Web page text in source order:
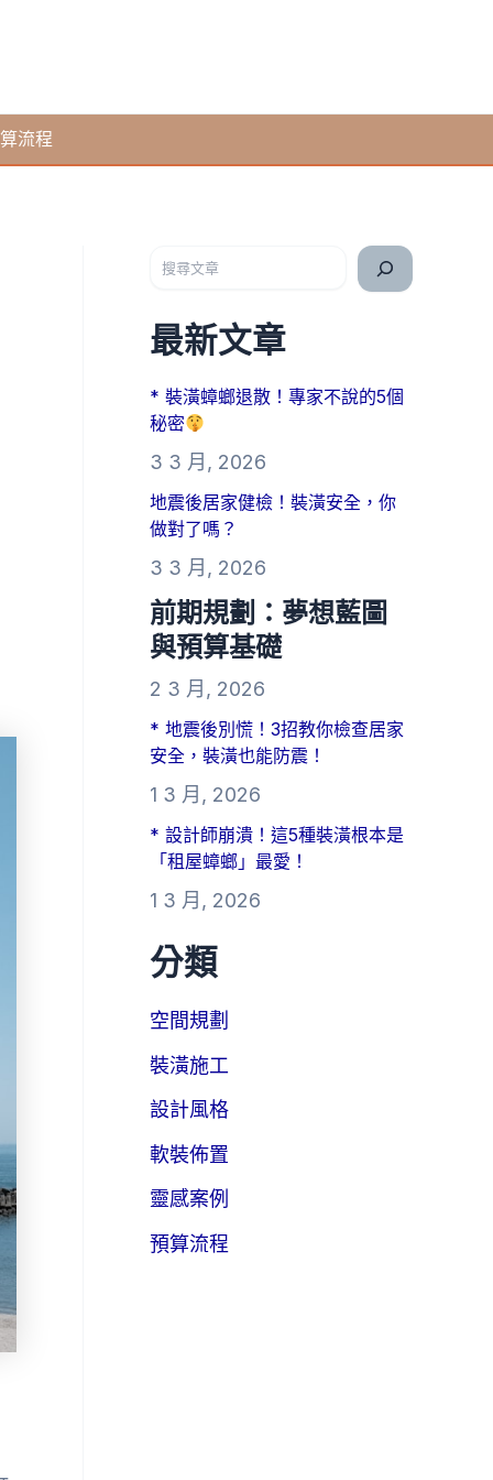
流程
最新文章
* 裝潢蟑螂退散！專家不說的5個
秘密
3 3 月, 2026
地震後居家健檢！裝潢安全，你
做對了嗎？
3 3 月, 2026
前期規劃：夢想藍圖
與預算基礎
2 3 月, 2026
* 地震後別慌！3招教你檢查居家
安全，裝潢也能防震！
1 3 月, 2026
* 設計師崩潰！這5種裝潢根本是
「租屋蟑螂」最愛！
1 3 月, 2026
分類
空間規劃
裝潢施工
設計風格
軟裝佈置
靈感案例
預算流程